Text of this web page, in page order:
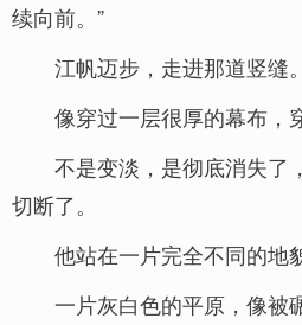
续向前。”
江帆迈步，走进那道竖缝。
像穿过一层很厚的幕布，
不是变淡，是彻底消失了
切断了。
他站在一片完全不同的地
一片灰白色的平原，像被